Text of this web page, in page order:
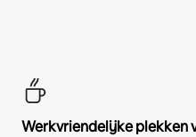
Werkvriendelijke plekken